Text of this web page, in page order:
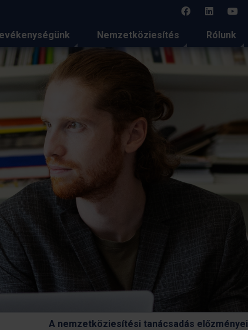
Nemzetköziesítés Rólunk
A nemzetköziesítési tanácsadás előzményei